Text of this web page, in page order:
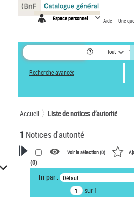
Espace personnel Aide Une
Tout
Recherche avancée
Accueil Liste de notices d’autorité
1 Notices d'autorité
VOTRE RECHERCHE
Recherche avancée dans les
notices d’autorité
Voir la sélection (0)
(0)
Tri par : Défaut
sur 1
Panneau de gestion des cookies